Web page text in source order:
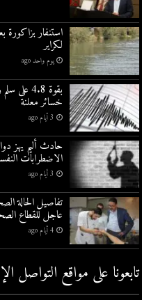
استنفار بزاكورة
لكراير
يوم واحد ago
بقوة 4.8
خسائر معلنة
3 أيام ago
حادث أليم يهز
الاضطرابات
3 أيام ago
تفاصيل الحالة
عاجل للقطاع
4 أيام ago
تابعونا على مواقع التواصل